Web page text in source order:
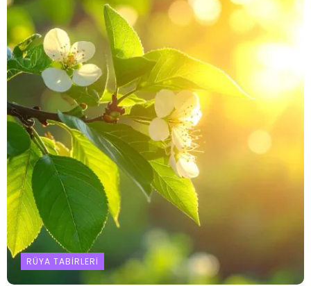
RÜYA TABIRLERI